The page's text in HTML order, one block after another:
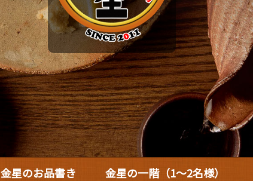
金星のお品書き 金星の一階（1～2名様）